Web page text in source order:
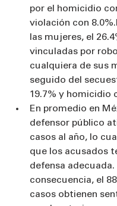
por el homicidio
violación con
las mujeres, el
vinculadas por
cualquiera de sus
seguido del
19.7% y homicidio
En promedio en
defensor público
casos al año, lo
que los acusados
defensa adecuada.
consecuencia, el
casos obtienen